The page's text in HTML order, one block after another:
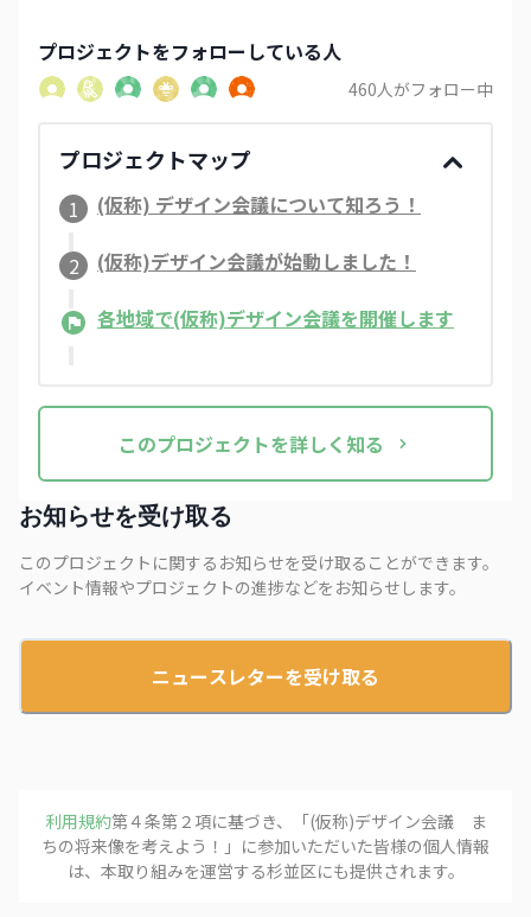
プロジェクトをフォローしている人
460人がフォロー中
プロジェクトマップ
1 (仮称) デザイン会議について知ろう！
2
(仮称)デザイン会議が始動しました！​
各地域で(仮称)デザイン会議を開催します
このプロジェクトを詳しく知る
お知らせを受け取る
このプロジェクトに関するお知らせを受け取ることができます。
イベント情報やプロジェクトの進捗などをお知らせします。
ニュースレターを受け取る
利用規約第４条第２項に基づき、「(仮称)デザイン会議 ま
ちの将来像を考えよう！ 」に参加いただいた皆様の個人情報
は、本取り組みを運営する杉並区にも提供されます。